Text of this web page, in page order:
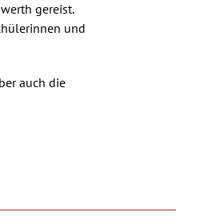
gereist.
und
auch die